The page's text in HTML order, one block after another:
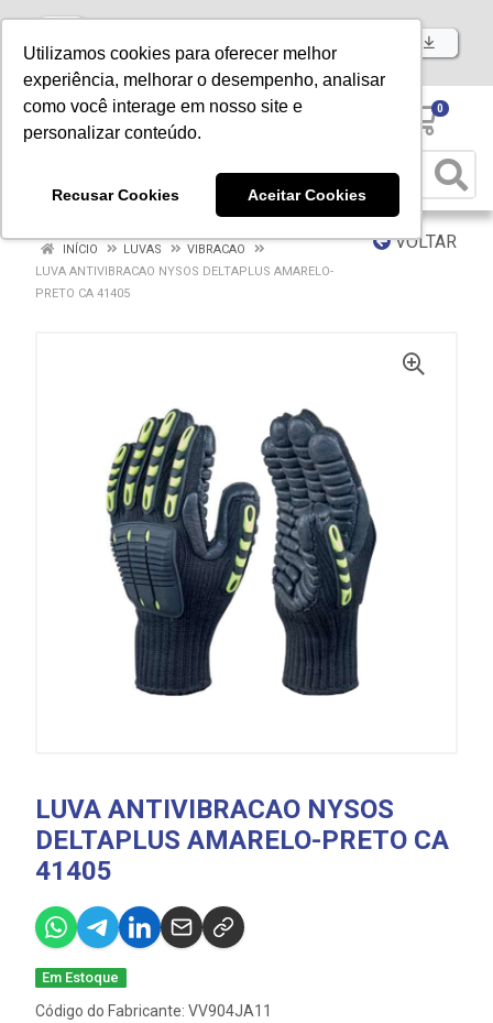
Utilizamos cookies para oferecer melhor
experiência, melhorar o desempenho, analisar
como você interage em nosso site e
personalizar conteúdo.
Recusar Cookies Aceitar Cookies
Baixe já nosso APP
0
VOLTAR
INÍCIO LUVAS
VIBRACAO
LUVA ANTIVIBRACAO NYSOS DELTAPLUS AMARELO-
PRETO CA 41405
LUVA ANTIVIBRACAO NYSOS
DELTAPLUS AMARELO-PRETO CA
41405
Em Estoque
Código do Fabricante: VV904JA11